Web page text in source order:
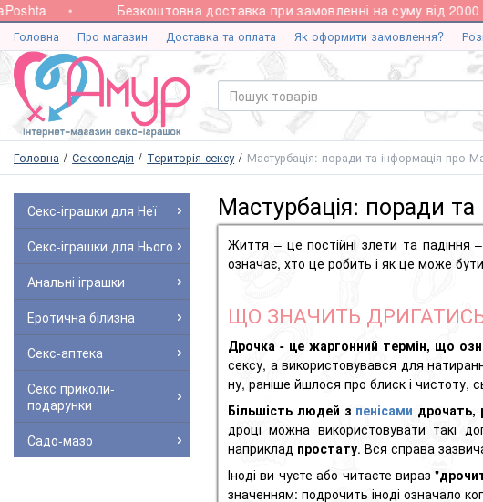
Безкоштовна доставка при замовленні на суму від 2000
Головна Про магазин Доставка та оплата Як оформити замовлення?
Головна Сексопедія Територія сексу Мастурбація: поради та інформація про
Секс-іграшки для Неї
Секс-іграшки для Нього
Анальні іграшки
Еротична білизна
Секс-аптека
Секс приколи-
подарунки
Садо-мазо
Мастурбація: поради
Життя – це постійні злети та падіння –
означає, хто це робить і як це може
ЩО ЗНАЧИТЬ
Дрочка - це жаргонний термін, що
сексу, а використовувався для
ну, раніше йшлося про блиск і чистоту,
Більшість людей з пенісами дрочать,
дроці можна використовувати такі
наприклад простату. Вся справа
Іноді ви чуєте або читаєте вираз "
значенням: подрочить іноді означало